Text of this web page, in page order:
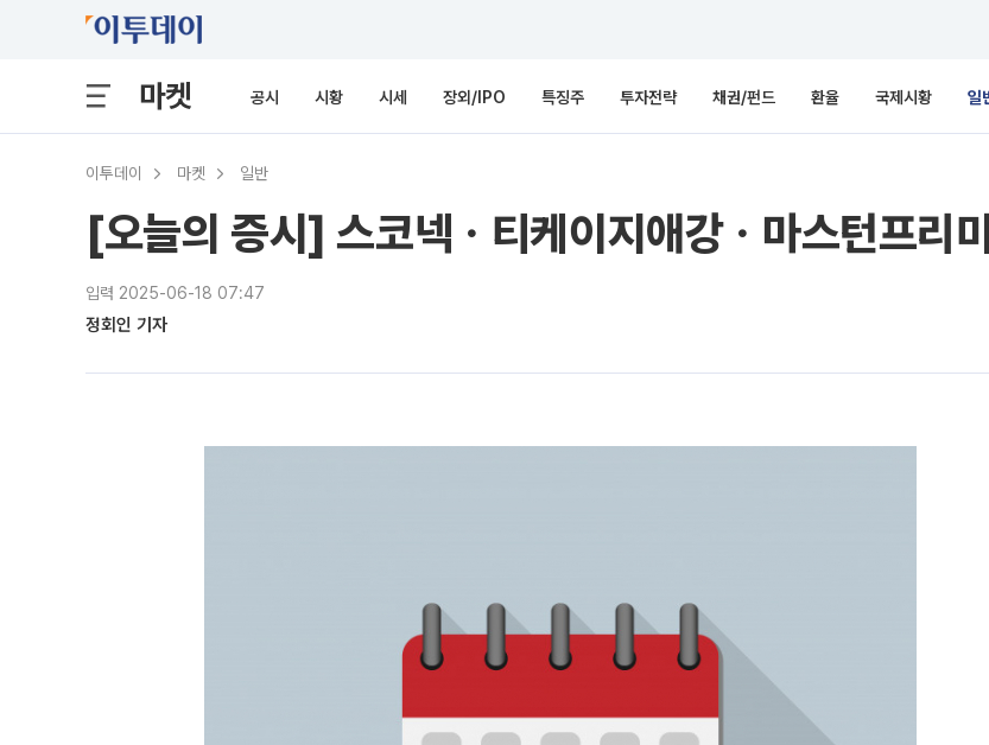
마켓 공시 시황 시세 장외/IPO 특징주 투자전략 채권/펀드 환율 국제시황 일
이투데이 마켓 일반
[오늘의 증시] 스코넥ㆍ티케이지애강ㆍ마스턴프리
입력 2025-06-18 07:47
정회인 기자